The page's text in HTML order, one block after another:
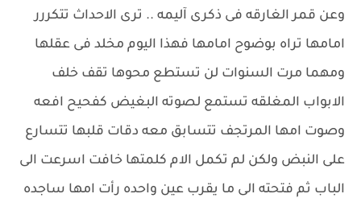
وعن قمر الغارقه فى ذكرى آليمه .. ترى الاحداث تتكررر
امامها تراه بوضوح امامها فهذا اليوم مخلد فى عقلها
ومهما مرت السنوات لن تستطع محوها تقف خلف
الابواب المغلقه تستمع لصوته البغيض كفحيح افعه
وصوت امها المرتجف تتسابق معه دقات قلبها تتسارع
على النبض ولكن لم تكمل الام كلمتها خافت اسرعت الى
الباب ثم فتحته الى ما يقرب عين واحده رأت امها ساجده